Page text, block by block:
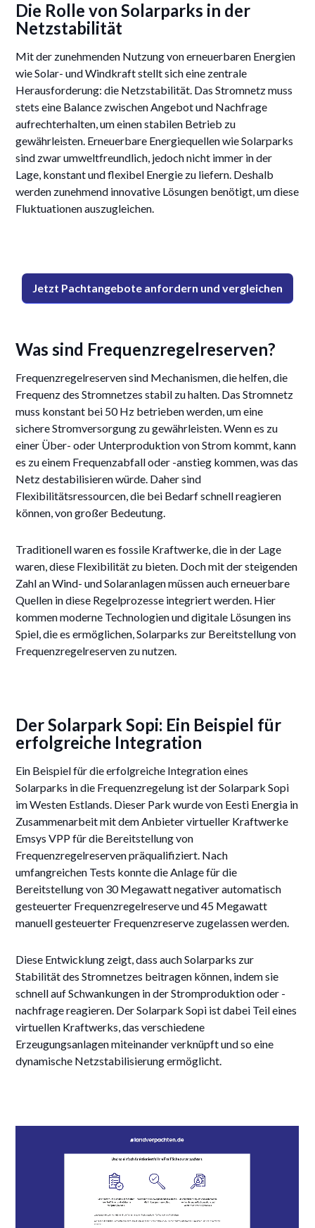
Die Rolle von Solarparks in der
Netzstabilität
Mit der zunehmenden Nutzung von erneuerbaren Energien
wie Solar- und Windkraft stellt sich eine zentrale
Herausforderung: die Netzstabilität. Das Stromnetz muss
stets eine Balance zwischen Angebot und Nachfrage
aufrechterhalten, um einen stabilen Betrieb zu
gewährleisten. Erneuerbare Energiequellen wie Solarparks
sind zwar umweltfreundlich, jedoch nicht immer in der
Lage, konstant und flexibel Energie zu liefern. Deshalb
werden zunehmend innovative Lösungen benötigt, um diese
Fluktuationen auszugleichen.
Jetzt Pachtangebote anfordern und vergleichen
Was sind Frequenzregelreserven?
Frequenzregelreserven sind Mechanismen, die helfen, die
Frequenz des Stromnetzes stabil zu halten. Das Stromnetz
muss konstant bei 50 Hz betrieben werden, um eine
sichere Stromversorgung zu gewährleisten. Wenn es zu
einer Über- oder Unterproduktion von Strom kommt, kann
es zu einem Frequenzabfall oder -anstieg kommen, was das
Netz destabilisieren würde. Daher sind
Flexibilitätsressourcen, die bei Bedarf schnell reagieren
können, von großer Bedeutung.
Traditionell waren es fossile Kraftwerke, die in der Lage
waren, diese Flexibilität zu bieten. Doch mit der steigenden
Zahl an Wind- und Solaranlagen müssen auch erneuerbare
Quellen in diese Regelprozesse integriert werden. Hier
kommen moderne Technologien und digitale Lösungen ins
Spiel, die es ermöglichen, Solarparks zur Bereitstellung von
Frequenzregelreserven zu nutzen.
Der Solarpark Sopi: Ein Beispiel für
erfolgreiche Integration
Ein Beispiel für die erfolgreiche Integration eines
Solarparks in die Frequenzregelung ist der Solarpark Sopi
im Westen Estlands. Dieser Park wurde von Eesti Energia in
Zusammenarbeit mit dem Anbieter virtueller Kraftwerke
Emsys VPP für die Bereitstellung von
Frequenzregelreserven präqualifiziert. Nach
umfangreichen Tests konnte die Anlage für die
Bereitstellung von 30 Megawatt negativer automatisch
gesteuerter Frequenzregelreserve und 45 Megawatt
manuell gesteuerter Frequenzreserve zugelassen werden.
Diese Entwicklung zeigt, dass auch Solarparks zur
Stabilität des Stromnetzes beitragen können, indem sie
schnell auf Schwankungen in der Stromproduktion oder -
nachfrage reagieren. Der Solarpark Sopi ist dabei Teil eines
virtuellen Kraftwerks, das verschiedene
Erzeugungsanlagen miteinander verknüpft und so eine
dynamische Netzstabilisierung ermöglicht.